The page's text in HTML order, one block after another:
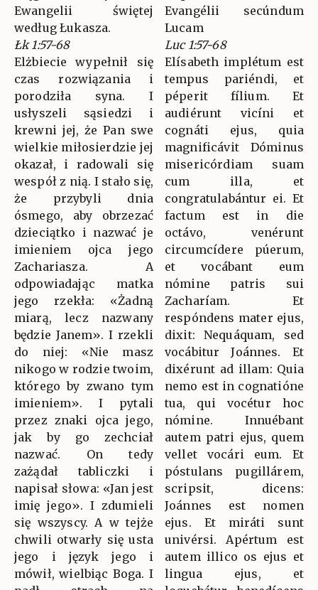
Ewangelii świętej
według Łukasza.
Łk 1:57-68
Elżbiecie wypełnił się
czas rozwiązania i
porodziła syna. I
usłyszeli sąsiedzi i
krewni jej, że Pan swe
wielkie miłosierdzie jej
okazał, i radowali się
wespół z nią. I stało się,
że przybyli dnia
ósmego, aby obrzezać
dzieciątko i nazwać je
imieniem ojca jego
Zachariasza. A
odpowiadając matka
jego rzekła: «Żadną
miarą, lecz nazwany
będzie Janem». I rzekli
do niej: «Nie masz
nikogo w rodzie twoim,
którego by zwano tym
imieniem». I pytali
przez znaki ojca jego,
jak by go zechciał
nazwać. On tedy
zażądał tabliczki i
napisał słowa: «Jan jest
imię jego». I zdumieli
się wszyscy. A w tejże
chwili otwarły się usta
jego i język jego i
mówił, wielbiąc Boga. I
Evangélii secúndum
Lucam
Luc 1:57-68
Elísabeth implétum est
tempus pariéndi, et
péperit fílium. Et
audiérunt vicíni et
cognáti ejus, quia
magnificávit Dóminus
misericórdiam suam
cum illa, et
congratulabántur ei. Et
factum est in die
octávo, venérunt
circumcídere púerum,
et vocábant eum
nómine patris sui
Zacharíam. Et
respóndens mater ejus,
dixit: Nequáquam, sed
vocábitur Joánnes. Et
dixérunt ad illam: Quia
nemo est in cognatióne
tua, qui vocétur hoc
nómine. Innuébant
autem patri ejus, quem
vellet vocári eum. Et
póstulans pugillárem,
scripsit, dicens:
Joánnes est nomen
ejus. Et miráti sunt
univérsi. Apértum est
autem illico os ejus et
lingua ejus, et